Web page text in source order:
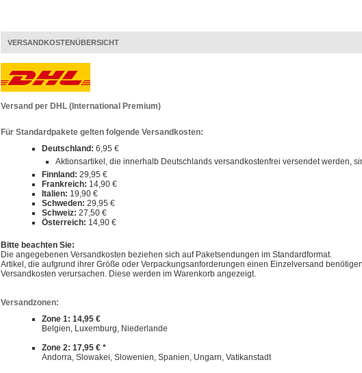
VERSANDKOSTENÜBERSICHT
Versand per DHL (International Premium)
Für Standardpakete gelten folgende Versandkosten:
Deutschland: 6,95 €
Aktionsartikel, die innerhalb Deutschlands versandkostenfrei versendet werden,
Finnland: 29,95 €
Frankreich: 14,90 €
Italien: 19,90 €
Schweden: 29,95 €
Schweiz: 27,50 €
Österreich: 14,90 €
Bitte beachten Sie:
Die angegebenen Versandkosten beziehen sich auf Paketsendungen im Standardformat.
Artikel, die aufgrund ihrer Größe oder Verpackungsanforderungen einen Einzelversand
Versandkosten verursachen. Diese werden im Warenkorb angezeigt.
Versandzonen:
Zone 1: 14,95 €
Belgien, Luxemburg, Niederlande
Zone 2: 17,95 € *
Andorra, Slowakei, Slowenien, Spanien, Ungarn, Vatikanstadt